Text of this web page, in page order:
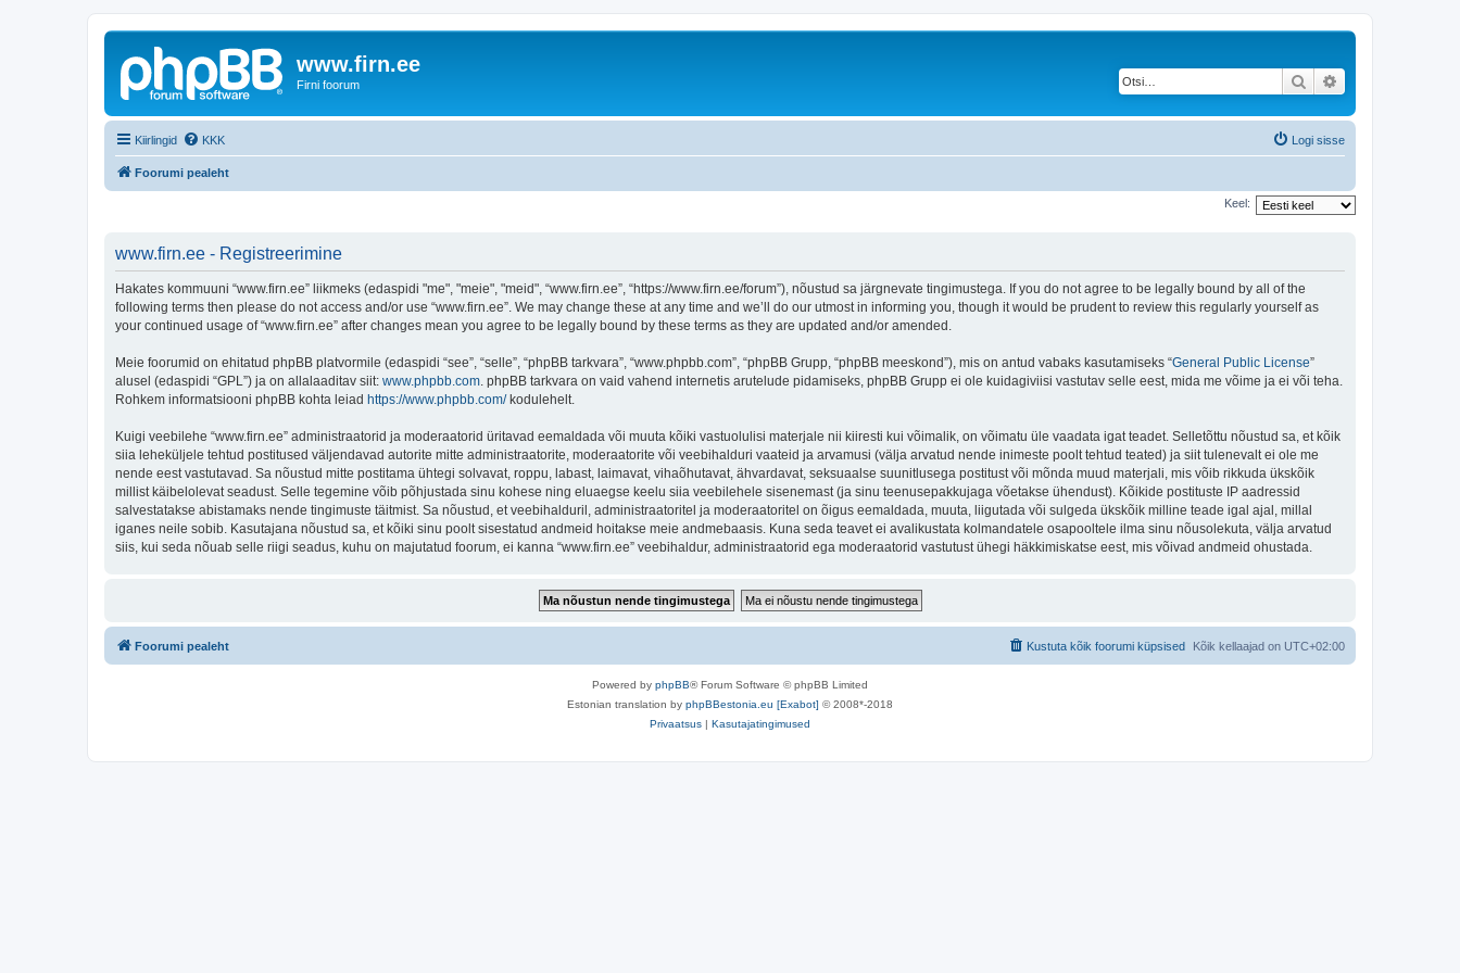
www.firn.ee
Firni foorum Otsi
Kiirlingid KKK Logi sisse
Foorumi pealeht
Keel:
www.firn.ee - Registreerimine
Hakates kommuuni “www.firn.ee” liikmeks (edaspidi "me", "meie", "meid", “www.firn.ee”, “https://www.firn.ee/forum”), nõustud sa järgnevate tingimustega. If you do not agree to be legally bound by all of the
following terms then please do not access and/or use “www.firn.ee”. We may change these at any time and we’ll do our utmost in informing you, though it would be prudent to review this regularly yourself as
your continued usage of “www.firn.ee” after changes mean you agree to be legally bound by these terms as they are updated and/or amended.
Meie foorumid on ehitatud phpBB platvormile (edaspidi “see”, “selle”, “phpBB tarkvara”, “www.phpbb.com”, “phpBB Grupp, “phpBB meeskond”), mis on antud vabaks kasutamiseks “General Public License”
alusel (edaspidi “GPL”) ja on allalaaditav siit: www.phpbb.com. phpBB tarkvara on vaid vahend internetis arutelude pidamiseks, phpBB Grupp ei ole kuidagiviisi vastutav selle eest, mida me võime ja ei või teha.
Rohkem informatsiooni phpBB kohta leiad https://www.phpbb.com/kodulehelt.
Kuigi veebilehe “www.firn.ee” administraatorid ja moderaatorid üritavad eemaldada või muuta kõiki vastuolulisi materjale nii kiiresti kui võimalik, on võimatu üle vaadata igat teadet. Selletõttu nõustud sa, et kõik
siia leheküljele tehtud postitused väljendavad autorite mitte administraatorite, moderaatorite või veebihalduri vaateid ja arvamusi (välja arvatud nende inimeste poolt tehtud teated) ja siit tulenevalt ei ole me
nende eest vastutavad. Sa nõustud mitte postitama ühtegi solvavat, roppu, labast, laimavat, vihaõhutavat, ähvardavat, seksuaalse suunitlusega postitust või mõnda muud materjali, mis võib rikkuda ükskõik
millist käibelolevat seadust. Selle tegemine võib põhjustada sinu kohese ning eluaegse keelu siia veebilehele sisenemast (ja sinu teenusepakkujaga võetakse ühendust). Kõikide postituste IP aadressid
salvestatakse abistamaks nende tingimuste täitmist. Sa nõustud, et veebihalduril, administraatoritel ja moderaatoritel on õigus eemaldada, muuta, liigutada või sulgeda ükskõik milline teade igal ajal, millal
iganes neile sobib. Kasutajana nõustud sa, et kõiki sinu poolt sisestatud andmeid hoitakse meie andmebaasis. Kuna seda teavet ei avalikustata kolmandatele osapooltele ilma sinu nõusolekuta, välja arvatud
siis, kui seda nõuab selle riigi seadus, kuhu on majutatud foorum, ei kanna “www.firn.ee” veebihaldur, administraatorid ega moderaatorid vastutust ühegi häkkimiskatse eest, mis võivad andmeid ohustada.
Foorumi pealeht Kõik kellaajad on UTC+02:00
Kustuta kõik foorumi küpsised
Powered by phpBB® Forum Software © phpBB Limited
Estonian translation by phpBBestonia.eu [Exabot] © 2008*-2018
Privaatsus | Kasutajatingimused